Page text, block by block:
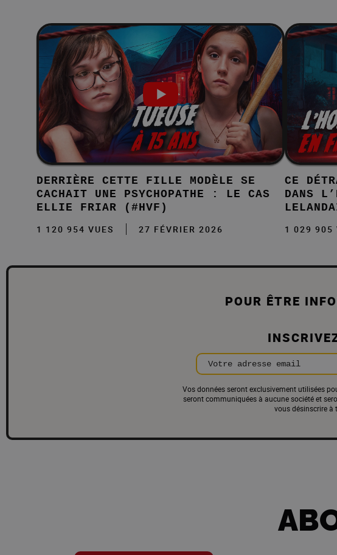
DERRIÈRE CETTE FILLE MODÈLE SE
CACHAIT UNE PSYCHOPATHE : LE CAS
ELLIE FRIAR (#HVF)
1 120 954 VUES 27 FÉVRIER 2026
CE
DANS
1 029 905
POUR ÊTRE
Votre adresse email
Vos données seront exclusivement utilisées
seront communiquées à aucune société et
vous désinscrire